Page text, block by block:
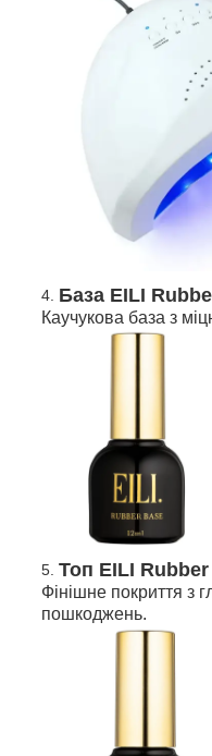
База EILI
Каучукова база з
Топ EILI
Фінішне покриття з
пошкоджень.